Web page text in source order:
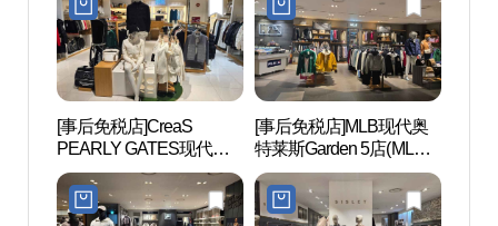
[事后免税店]CreaS
PEARLY GATES现代奥
特莱斯Garden 5店(파리게
이츠 현대아울렛 가든파
이브점)
[事后免税店]MLB现代奥
特莱斯Garden 5店(MLB
현대아울렛 가든파이브
점)